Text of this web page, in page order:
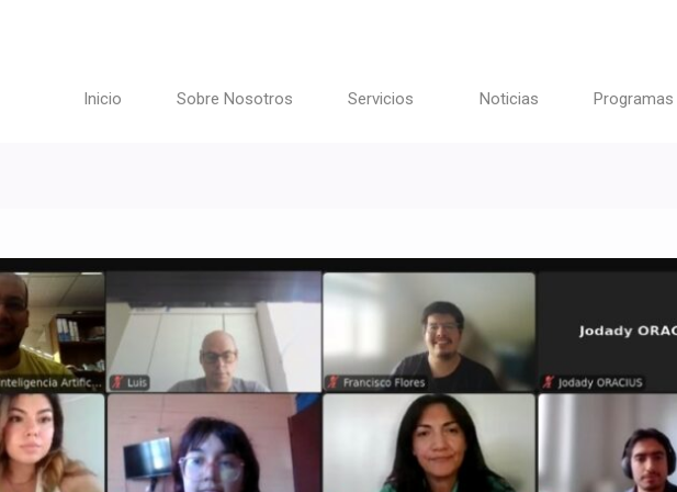
Inicio Sobre Nosotros Servicios Noticias